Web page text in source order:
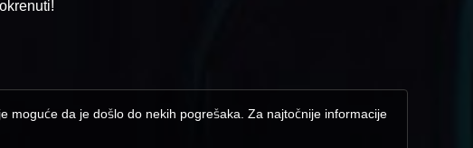
moguće da je došlo do nekih pogrešaka. Za najtočnije informacije